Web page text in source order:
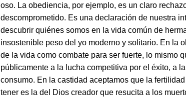
oso. La obediencia, por ejemplo, es un claro
descomprometido. Es una declaración de nuestra
descubrir quiénes somos en la vida común de
insostenible peso del yo moderno y solitario. En la
de la vida como combate para ser fuerte, lo mismo
públicamente a la lucha competitiva por el éxito, a
consumo. En la castidad aceptamos que la
tener es la del Dios creador que resucita a los